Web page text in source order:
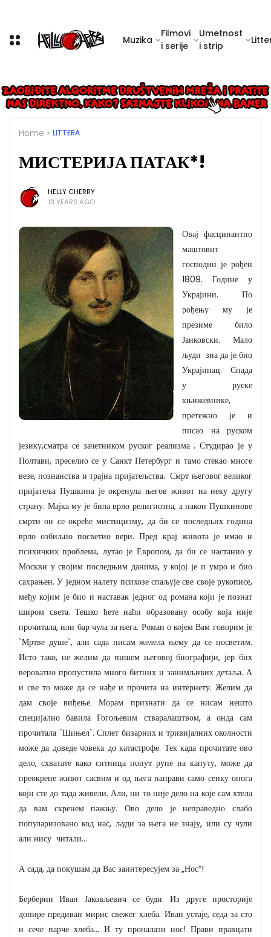
Muzika
Filmovi
i serije
Umetnost
i strip
Home LITTERA
МИСТЕРИЈА ПАТАК*!
HELLY CHERRY
13 YEARS AGO
Овај фасцинантно
маштовит
господин је рођен
1809. Године у
Украјини. По
рођењу му је
презиме било
Јанковски. Мало
људи зна да је био
Украјинац. Спада
у руске
књижевнике,
претежно је и
писао на руском
језику,сматра се зачетником руског реализма . Студирао је у
Полтави, преселио се у Санкт Петербург и тамо стекао многе
везе, познанства и трајна пријатељства. Смрт његовог великог
пријатеља Пушкина је окренула његов живот на неку другу
страну. Мајка му је била врло религиозна, а након Пушкинове
смрти он се окреће мистицизму, да би се последњих година
врло озбиљно посветио вери. Пред крај живота је имао и
психичких проблема, лутао је Европом, да би се настанио у
Москви у својим последњим данима, у којој је и умро и био
сахрањен. У једном налету психозе спаљује све своје рукописе,
међу којим је био и наставак једног од романа који је познат
широм света. Тешко ћете наћи образовану особу која није
прочитала, или бар чула за њега. Роман о којем Вам говорим је
`Мртве душе`, али сада нисам желела њему да се посветим.
Исто тако, не желим да пишем његовој биографији, јер бих
вероватно пропустила много битних и занимљивих детаља. А
и све то може да се нађе и прочита на интернету. Желим да
дам своје виђење. Морам признати да се нисам нешто
специјално бавила Гогољевим стваралаштвом, а онда сам
прочитала `Шињел`. Сплет бизарних и тривијалних околности
може да доведе човека до катастрофе. Тек када прочитате ово
дело, схватате како ситница попут рупе на капуту, може да
преокрене живот сасвим и од њега направи само сенку онога
који сте до тада живели. Али, ни то није дело на које сам хтела
да вам скренем пажњу. Ово дело је неправедно слабо
популаризовано код нас, људи за њега не знају, или су чули
али нису читали...
А сада, да покушам да Вас заинтересујем за „Нос“!
Берберин Иван Јаковљевич се буди. Из друге просторије
допире предиван мирис свежег хлеба. Иван устаје, седа за сто
и сече парче хлеба... И ту проналази нос! Прави правцати